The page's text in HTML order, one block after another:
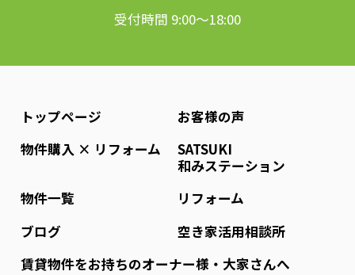
受付時間 9:00〜18:00
トップページ
お客様の声
物件購入 × リフォーム
SATSUKI
和みステーション
物件一覧
リフォーム
ブログ
空き家活用相談所
賃貸物件をお持ちのオーナー様・大家さんへ